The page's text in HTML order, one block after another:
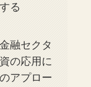
る
融セクタ
の応用に
アプロー